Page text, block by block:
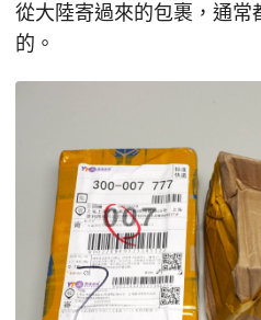
從大陸寄過來的包裹，通常
的。